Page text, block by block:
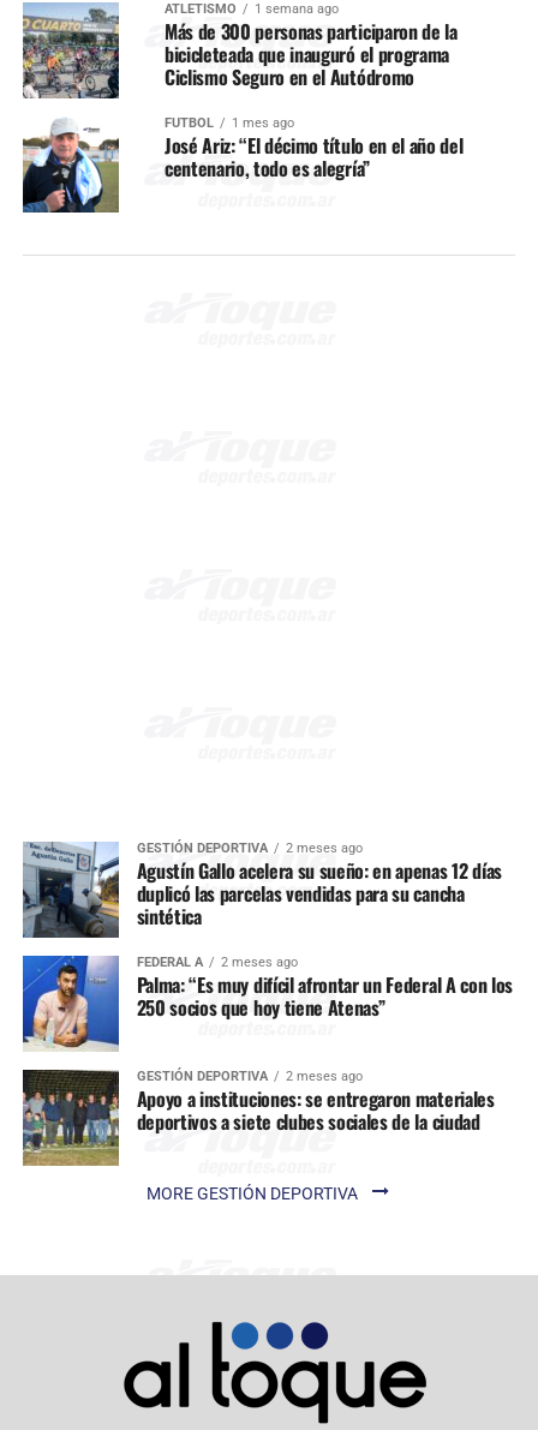
ATLETISMO 1 semana ago
Más de 300 personas participaron de la
bicicleteada que inauguró el programa
Ciclismo Seguro en el Autódromo
FÚTBOL 1 mes ago
José Ariz: “El décimo título en el año del
centenario, todo es alegría”
GESTIÓN DEPORTIVA 2 meses ago
Agustín Gallo acelera su sueño: en apenas 12 días
duplicó las parcelas vendidas para su cancha
sintética
FEDERAL A 2 meses ago
Palma: “Es muy difícil afrontar un Federal A con los
250 socios que hoy tiene Atenas”
GESTIÓN DEPORTIVA 2 meses ago
Apoyo a instituciones: se entregaron materiales
deportivos a siete clubes sociales de la ciudad
MORE GESTIÓN DEPORTIVA